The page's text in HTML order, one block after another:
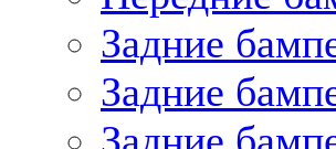
Задние
Задние